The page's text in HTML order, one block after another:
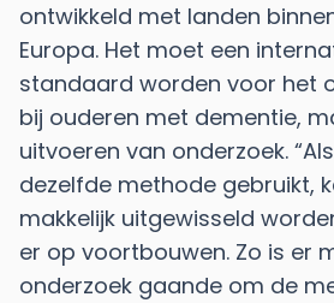
ontwikkeld met landen
Europa. Het moet een
standaard worden voor het
bij ouderen met dementie,
uitvoeren van onderzoek.
dezelfde methode gebruikt,
makkelijk uitgewisseld
er op voortbouwen. Zo is er
onderzoek gaande om de